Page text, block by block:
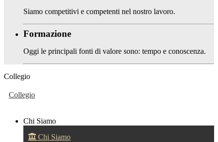
Siamo competitivi e competenti nel nostro lavoro.
Formazione
Oggi le principali fonti di valore sono: tempo e conoscenza.
Collegio
Collegio
Chi Siamo
Chi Siamo